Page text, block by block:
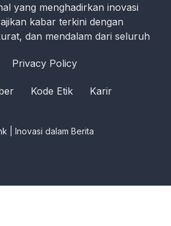
yang menghadirkan inovasi
kabar terkini dengan
dan mendalam dari seluruh
Privacy Policy
Kode Etik Karir
| Inovasi dalam Berita